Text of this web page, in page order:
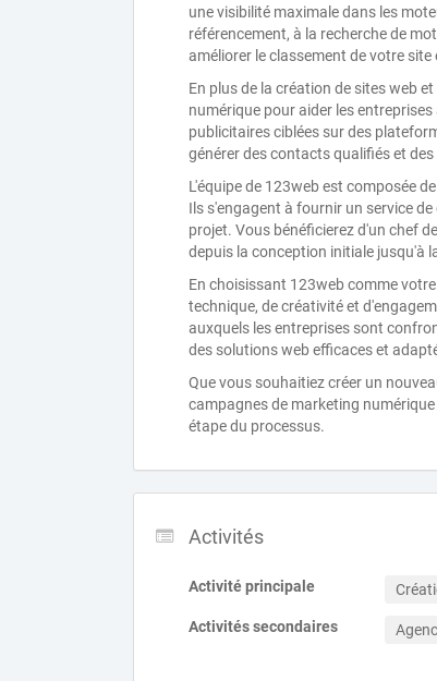
une visibilité maximale dans les
référencement, à la recherche de
améliorer le classement de votre
En plus de la création de sites web
numérique pour aider les
publicitaires ciblées sur des
générer des contacts qualifiés et des
L'équipe de 123web est composée
Ils s'engagent à fournir un service
projet. Vous bénéficierez d'un chef
depuis la conception initiale jusqu'à
En choisissant 123web comme
technique, de créativité et
auxquels les entreprises sont
des solutions web efficaces et
Que vous souhaitiez créer un
campagnes de marketing
étape du processus.
Activités
Activité principale
Activités secondaires